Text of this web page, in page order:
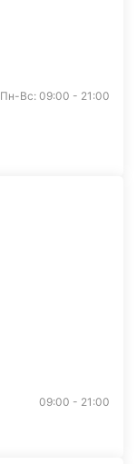
Пн-Вс: 09:00 - 21:00
09:00 - 21:00